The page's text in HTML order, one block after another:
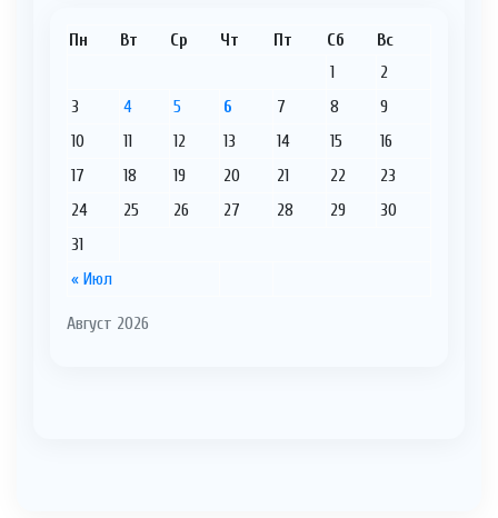
Август 2026
Пн Вт Ср Чт Пт Сб Вс
« Июл
1
2
3
4 5 6 7 8
9
10
11 12 13 14 15
16
17
18 19 20 21 22
23
24
25 26 27 28 29
30
31